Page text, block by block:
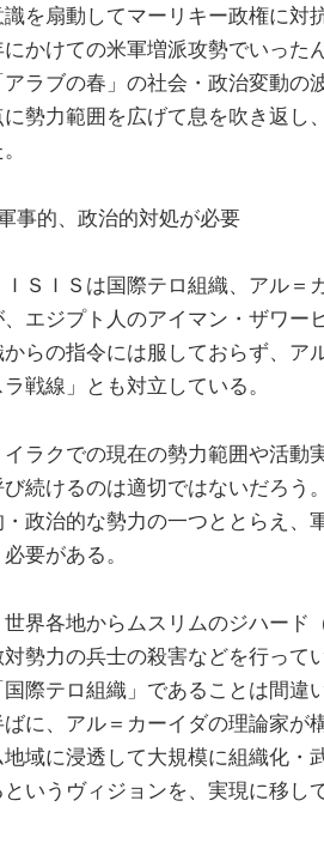
を扇動してマーリキー政権に対
かけての米軍増派攻勢でいった
アラブの春」の社会・政治変動
に勢力範囲を広げて息を吹き返し
事的、政治的対処が必要
ＳＩＳは国際テロ組織、アル＝
、エジプト人のアイマン・ザワー
らの指令には服しておらず、ア
ラ戦線」とも対立している。
ラクでの現在の勢力範囲や活動
続けるのは適切ではないだろう
・政治的な勢力の一つととらえ、
必要がある。
界各地からムスリムのジハード
勢力の兵士の殺害などを行って
国際テロ組織」であることは間
に、アル＝カーイダの理論家が
地域に浸透して大規模に組織化・
というヴィジョンを、実現に移し